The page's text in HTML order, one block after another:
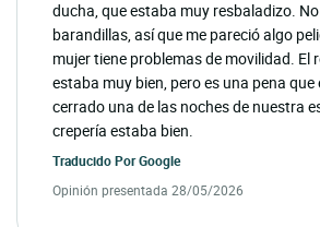
ducha, que estaba muy resbaladizo.
barandillas, así que me pareció algo
mujer tiene problemas de movilidad. El
estaba muy bien, pero es una pena que
cerrado una de las noches de nuestra
crepería estaba bien.
Traducido PorGoogle
Opinión presentada 28/05/2026